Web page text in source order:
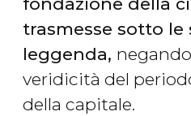
trasmesse sotto le
leggenda,
veridicità del
della capitale.